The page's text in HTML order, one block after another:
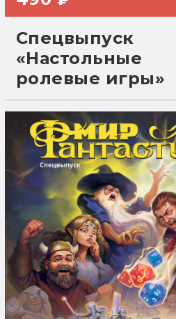
Спецвыпуск
«Настольные
ролевые игры»